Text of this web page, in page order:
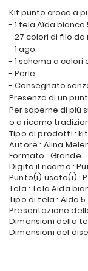
Kit punto croce a
- 1 tela Aïda bianca
- 27 colori di filo da
- 1 ago
- 1 schema a colori
- Perle
- Consegnato
Presenza di un
Per saperne di più
o a ricamo
Tipo di prodotti :
Autore : Alina
Formato : Grande
Digita il ricamo :
Punto(i) usato(i) :
Tela : Tela Aida
Tipo di tela : Aïda 5
Presentazione
Dimensioni della
Dimensioni del